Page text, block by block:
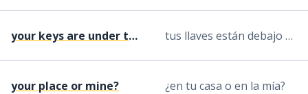
your keys are under the couch tus llaves están debajo del sofá
your place or mine? ¿en tu casa o en la mía?